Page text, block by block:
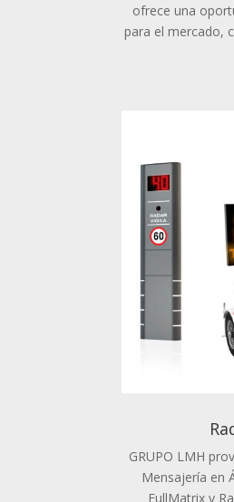
ofrece una
para el mercado,
GRUPO LMH
Mensajería en
FullMatrix y